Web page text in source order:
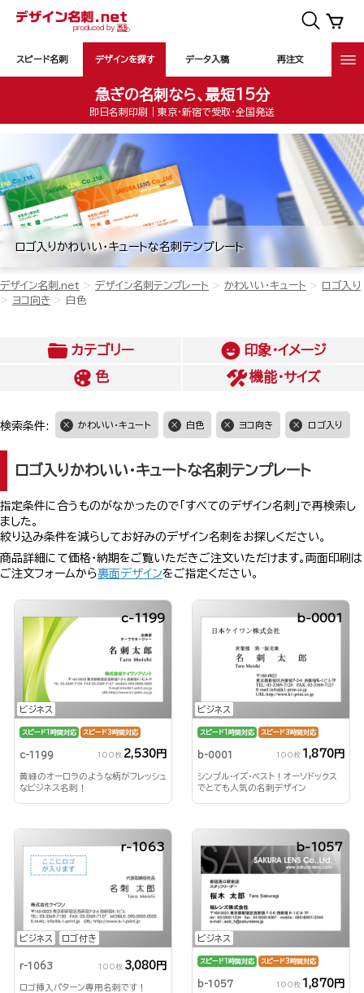
スピード名刺 デザインを探す データ入稿 再注文
急ぎの名刺なら、最短15分
即日名刺印刷｜東京・新宿で受取・全国発送
ロゴ入りかわいい・キュートな名刺テンプレート
デザイン名刺.net デザイン名刺テンプレート かわいい・キュート
ロゴ入り
ヨコ向き
白色
カテゴリー
印象・イメージ
色
機能・サイズ
検索条件: かわいい・キュート 白色 ヨコ向き ロゴ入り
ロゴ入りかわいい・キュートな名刺テンプレート
指定条件に合うものがなかったので「すべてのデザイン名刺」で再検索し
ました。
絞り込み条件を減らしてお好みのデザイン名刺をお探しください。
商品詳細にて価格・納期をご覧いただきご注文いただけます。両面印刷は
ご注文フォームから裏面デザインをご指定ください。
ビジネス
c-1199
スピード1時間対応 スピード3時間対応
c-1199 100枚 2,530円
黄緑のオーロラのような柄がフレッシュ
なビジネス名刺！
ビジネス
b-0001
スピード1時間対応 スピード3時間対応
b-0001 100枚 1,870円
シンプル・イズ・ベスト！オーソドックス
でとても人気の名刺デザイン
ビジネス ロゴ付き
r-1063
r-1063 100枚 3,080円
ロゴ挿入パターン専用名刺です！
ビジネス
b-1057
スピード1時間対応 スピード3時間対応
b-1057 100枚 1,870円